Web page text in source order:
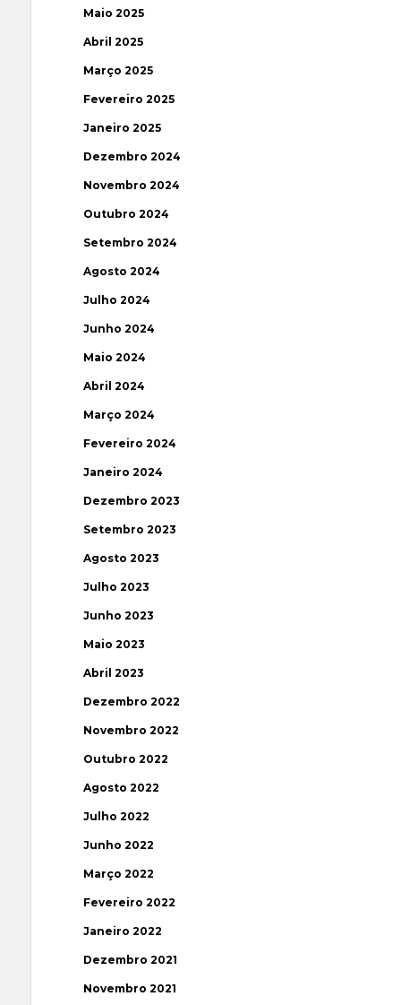
Maio 2025
Abril 2025
Março 2025
Fevereiro 2025
Janeiro 2025
Dezembro 2024
Novembro 2024
Outubro 2024
Setembro 2024
Agosto 2024
Julho 2024
Junho 2024
Maio 2024
Abril 2024
Março 2024
Fevereiro 2024
Janeiro 2024
Dezembro 2023
Setembro 2023
Agosto 2023
Julho 2023
Junho 2023
Maio 2023
Abril 2023
Dezembro 2022
Novembro 2022
Outubro 2022
Agosto 2022
Julho 2022
Junho 2022
Março 2022
Fevereiro 2022
Janeiro 2022
Dezembro 2021
Novembro 2021